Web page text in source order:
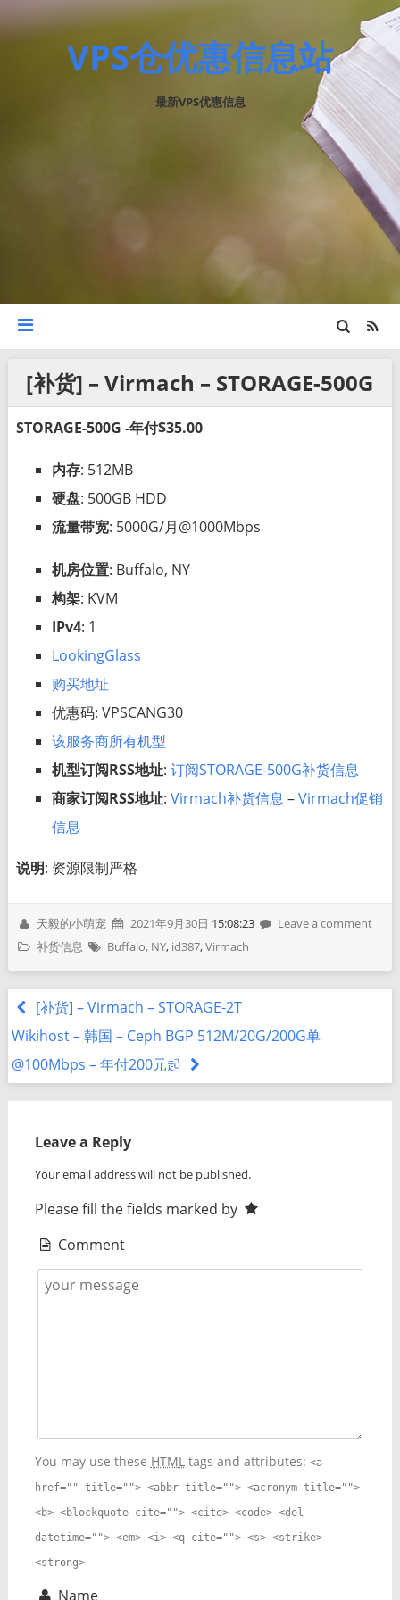
VPS仓优惠信息站
最新VPS优惠信息
[补货] – Virmach – STORAGE-500G
STORAGE-500G -年付$35.00
内存: 512MB
硬盘: 500GB HDD
流量带宽: 5000G/月@1000Mbps
机房位置: Buffalo, NY
构架: KVM
IPv4: 1
LookingGlass
购买地址
优惠码: VPSCANG30
该服务商所有机型
机型订阅RSS地址: 订阅STORAGE-500G补货信息
商家订阅RSS地址: Virmach补货信息 –Virmach促销
信息
说明: 资源限制严格
天毅的小萌宠 2021年9月30日 15:08:23
Leave a comment
补货信息
Buffalo, NY, id387,Virmach
[补货] – Virmach – STORAGE-2T
Wikihost – 韩国 – Ceph BGP 512M/20G/200G单
@100Mbps – 年付200元起
Leave a Reply
Your email address will not be published.
Please fill the fields marked by
Comment
You may use these HTMLtags and attributes: <a
href="" title=""> <abbr title=""> <acronym title="">
<b> <blockquote cite=""> <cite> <code> <del
datetime=""> <em> <i> <q cite=""> <s> <strike>
<strong>
Name